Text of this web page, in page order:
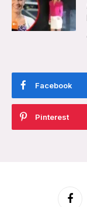
Facebook
Pinterest